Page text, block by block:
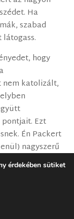
Ha
szabad
hogy
nem katolizált,
Ezt
Én Packert
nagyszerű
érdekében sütiket